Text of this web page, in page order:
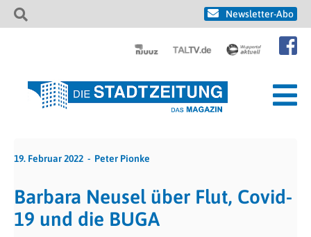
Newsletter-Abo
19. Februar 2022 Peter Pionke
Barbara Neusel über Flut, Covid-
19 und die BUGA